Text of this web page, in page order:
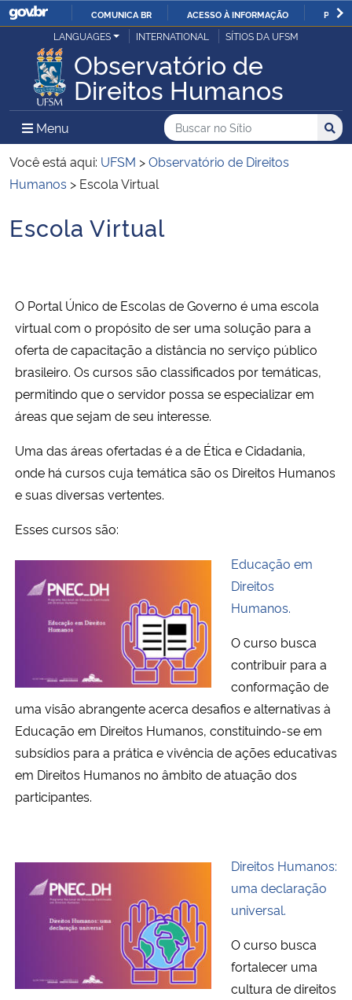
IR
PARA
CONTEÚDO
COMUNICA BR ACESSO À INFORMAÇÃO
Ministério da Justiça e Segurança Pública
Ministério da Defesa
Ministério das Relações Exteriores
Ministério da Infraestrutura
Ministério da Educação
Ministério da Cidadania
Ministério de Minas e Energia
Ministério da Ciência, Tecnologia, Inovações e Comunicações
Ministério do Meio Ambiente
Ministério do Desenvolvimento Regional
Controladoria-Geral da União
Secretaria-Geral
Secretaria de Governo
Advocacia-Geral da União
Banco Central do Brasil
LANGUAGES INTERNATIONAL SÍTIOS DA UFSM
Observatório de
Direitos Humanos
Menu Menu Principal do Sítio
Busca
Buscar no no Sítio
Busca:
Você está aqui: UFSM >Observatório de Direitos
Humanos > Escola Virtual
Início do conteúdo
Escola Virtual
O Portal Único de Escolas de Governo é uma escola
virtual com o propósito de ser uma solução para a
oferta de capacitação a distância no serviço público
brasileiro. Os cursos são classificados por temáticas,
permitindo que o servidor possa se especializar em
áreas que sejam de seu interesse.
Uma das áreas ofertadas é a de Ética e Cidadania,
onde há cursos cuja temática são os Direitos Humanos
e suas diversas vertentes.
Esses cursos são:
Educação em
Direitos
Humanos.
O curso busca
contribuir para a
conformação de
uma visão abrangente acerca desafios e alternativas à
Educação em Direitos Humanos, constituindo-se em
subsídios para a prática e vivência de ações educativas
em Direitos Humanos no âmbito de atuação dos
participantes.
Direitos Humanos:
uma declaração
universal.
O curso busca
fortalecer uma
cultura de direitos